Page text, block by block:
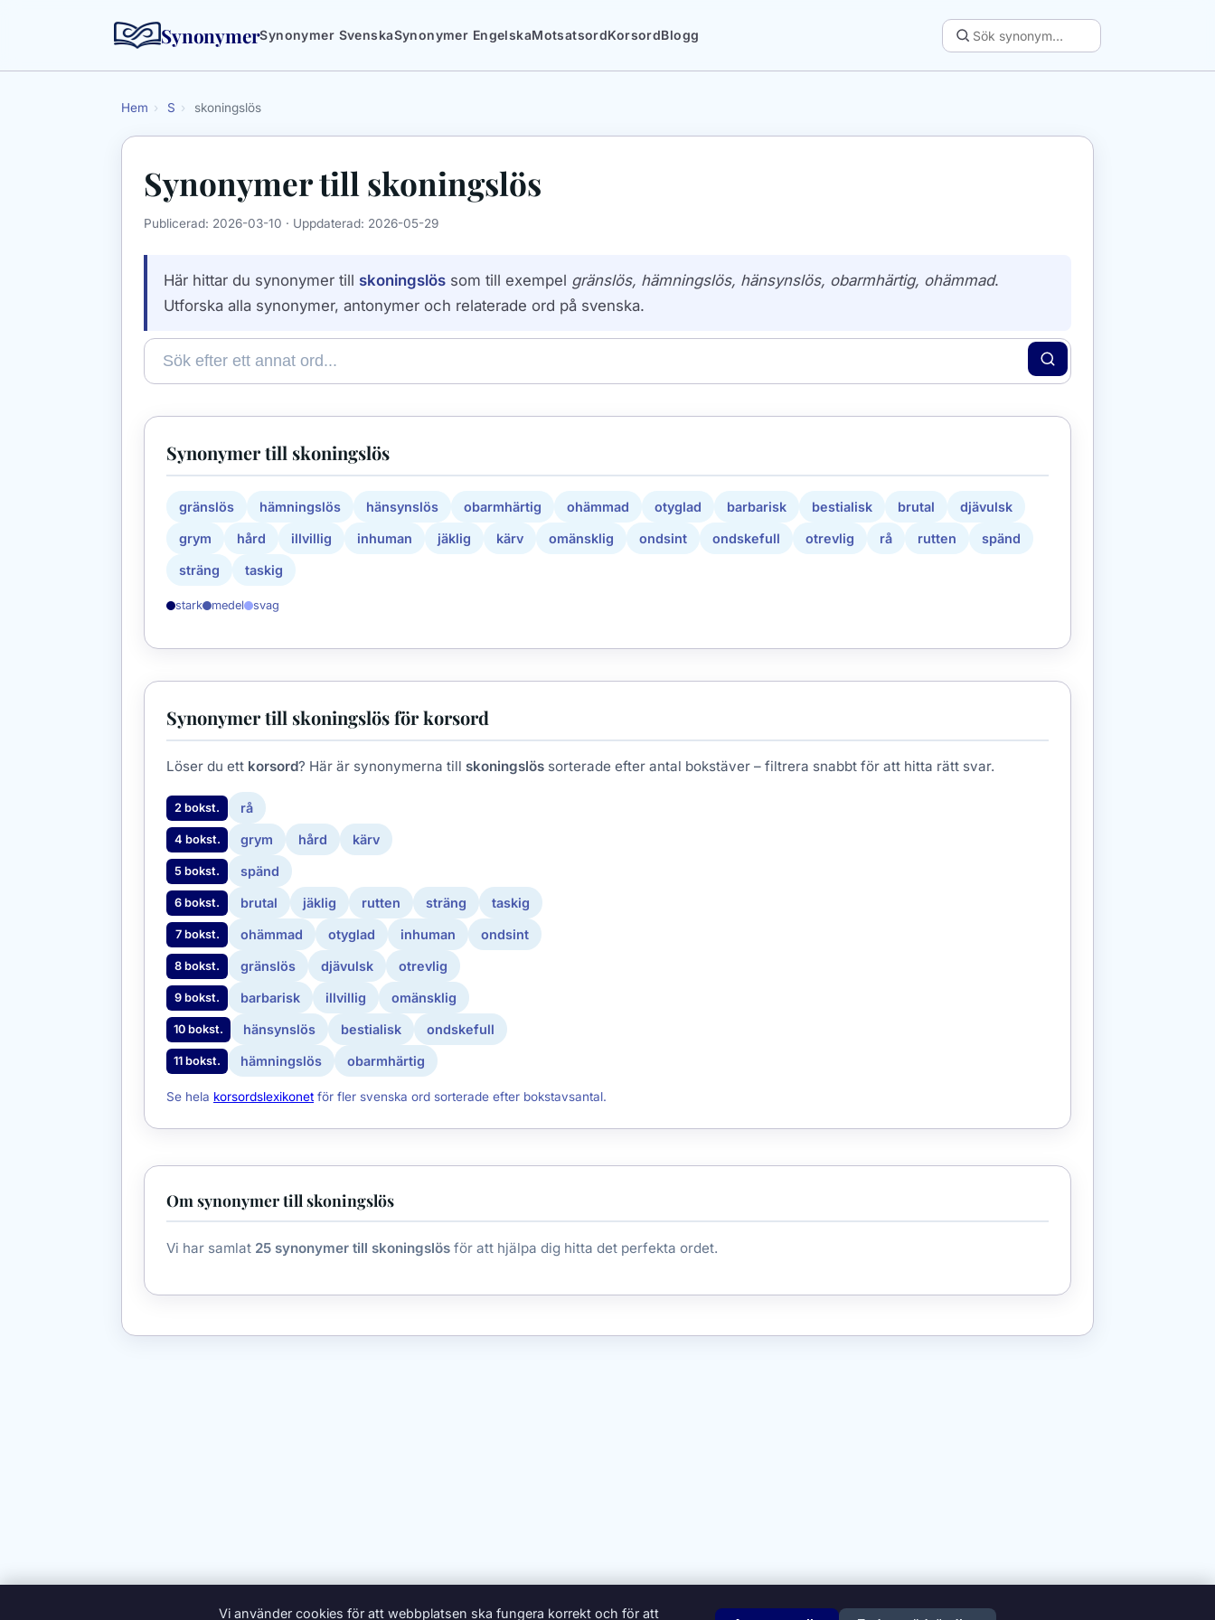
SynonymerSynonymer SvenskaSynonymer EngelskaMotsatsordKorsordBlogg
Hem › S › skoningslös
Synonymer till skoningslös
Publicerad: 2026-03-10 · Uppdaterad: 2026-05-29
Här hittar du synonymer till skoningslös som till exempel gränslös, hämningslös, hänsynslös, obarmhärtig, ohämmad.
Utforska alla synonymer, antonymer och relaterade ord på svenska.
Synonymer till skoningslös
gränslös hämningslös hänsynslös obarmhärtig ohämmad otyglad barbarisk bestialisk brutal djävulsk
grym hård illvillig inhuman jäklig kärv omänsklig ondsint ondskefull otrevlig rå rutten spänd
sträng taskig
stark medel svag
Synonymer till skoningslös för korsord
Löser du ett korsord? Här är synonymerna till skoningslös sorterade efter antal bokstäver – filtrera snabbt för att hitta rätt svar.
2 bokst. rå
4 bokst. grym hård kärv
5 bokst. spänd
6 bokst. brutal jäklig rutten sträng taskig
7 bokst. ohämmad otyglad inhuman ondsint
8 bokst. gränslös djävulsk otrevlig
9 bokst. barbarisk illvillig omänsklig
10 bokst. hänsynslös bestialisk ondskefull
11 bokst. hämningslös obarmhärtig
Se hela korsordslexikonet för fler svenska ord sorterade efter bokstavsantal.
Om synonymer till skoningslös
Vi har samlat 25 synonymer till skoningslös för att hjälpa dig hitta det perfekta ordet.
Vi använder cookies för att webbplatsen ska fungera korrekt och för att